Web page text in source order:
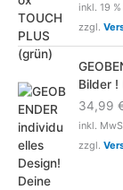
inkl. 19
zzgl.
Bilder !
34,99
inkl.
zzgl.